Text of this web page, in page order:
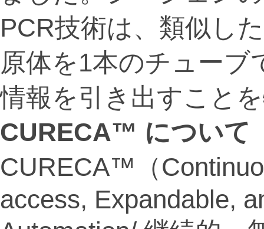
PCR技術は、類似し
原体を1本のチューブ
情報を引き出すこと
CURECA™ について
CURECA™（
access, Expandable,